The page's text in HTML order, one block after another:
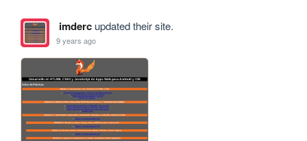
imdercupdated their site.
9 years ago